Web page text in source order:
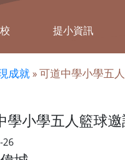
提小資訊
成就 »可道中學小學五
學小學五人籃球
26